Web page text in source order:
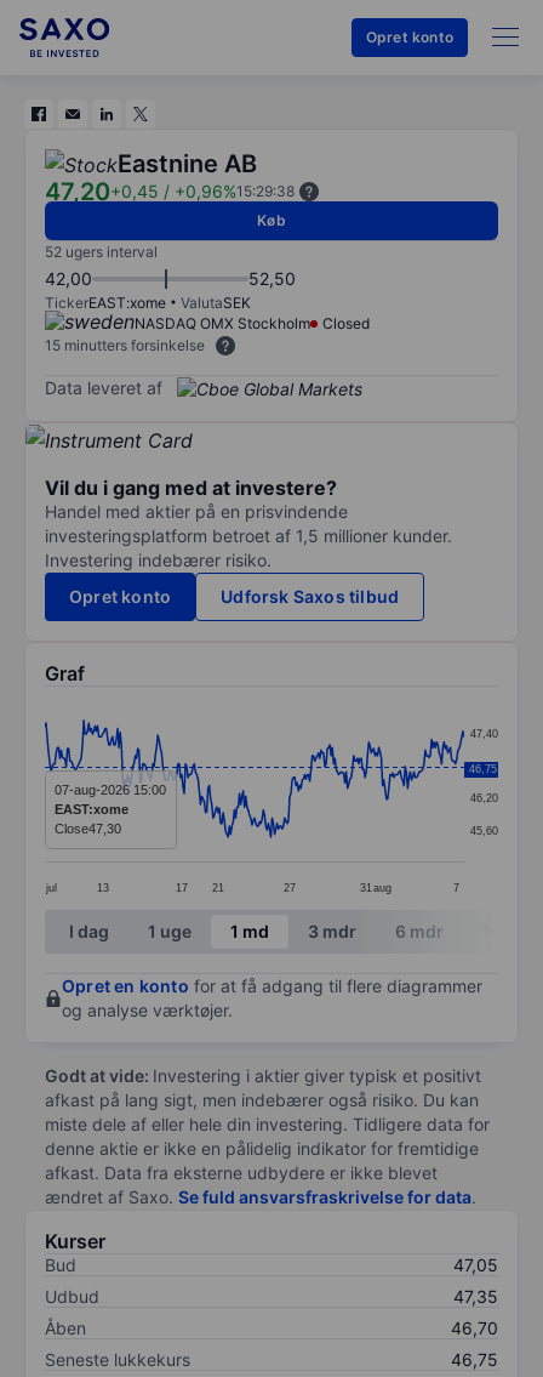
Opret konto
Eastnine AB
47,20+0,45 / +0,96%15:29:38
Køb
52 ugers interval
42,00 52,50
TickerEAST:xome ValutaSEK
NASDAQ OMX Stockholm
Closed
15 minutters forsinkelse
Data leveret af
Vil du i gang med at investere?
Handel med aktier på en prisvindende
investeringsplatform betroet af 1,5 millioner kunder.
Investering indebærer risiko.
Opret konto
Udforsk Saxos tilbud
Graf
Line chart with 335 data points.
The chart has 1 X axis displaying categories.
The chart has 1 Y axis displaying values. Data
jul 13 17 21 27 31 aug 7
45,60
46,20
46,80
47,40
46,75
07-aug-2026 15:00
EAST:xome
Close47,30
End of interactive chart.
I dag 1 uge 1 md 3 mdr 6 mdr
Opret en konto for at få adgang til flere diagrammer
og analyse værktøjer.
Godt at vide: Investering i aktier giver typisk et positivt
afkast på lang sigt, men indebærer også risiko. Du kan
miste dele af eller hele din investering. Tidligere data for
denne aktie er ikke en pålidelig indikator for fremtidige
afkast. Data fra eksterne udbydere er ikke blevet
ændret af Saxo. Se fuld ansvarsfraskrivelse for data.
Kurser
Bud
47,05
Udbud
47,35
Åben
46,70
Seneste lukkekurs
46,75